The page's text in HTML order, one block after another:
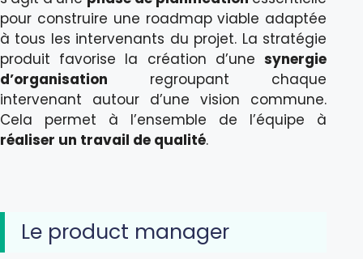
pour construire une roadmap viable adaptée
à tous les intervenants du projet. La stratégie
produit favorise la création d’unesynergie
d’organisation regroupant chaque
intervenant autour d’une vision commune.
Cela permet à l’ensemble de l’équipe à
réaliser un travail de qualité.
Le product manager